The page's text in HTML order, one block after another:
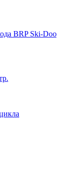
BRP Ski-Doo